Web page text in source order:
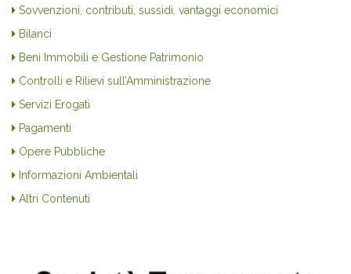
Sovvenzioni, contributi, sussidi, vantaggi economici
Bilanci
Beni Immobili e Gestione Patrimonio
Controlli e Rilievi sull’Amministrazione
Servizi Erogati
Pagamenti
Opere Pubbliche
Informazioni Ambientali
Altri Contenuti